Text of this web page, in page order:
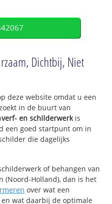
Dichtbij, Niet
deze website omdat u een
in de buurt van
verf- en schilderwerkis
een goed startpunt om in
die dagelijks
of behangen van
(Noord-Holland), dan is het
over wat een
wat daarbij de optimale